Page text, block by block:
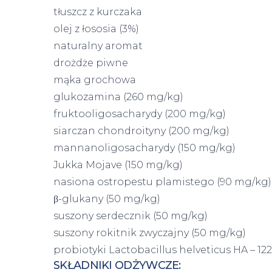
tłuszcz z kurczaka
olej z łososia (3%)
naturalny aromat
drożdże piwne
mąka grochowa
glukozamina (260 mg/kg)
fruktooligosacharydy (200 mg/kg)
siarczan chondroityny (200 mg/kg)
mannanoligosacharydy (150 mg/kg)
Jukka Mojave (150 mg/kg)
nasiona ostropestu plamistego (90 mg/kg)
β-glukany (50 mg/kg)
suszony serdecznik (50 mg/kg)
suszony rokitnik zwyczajny (50 mg/kg)
probiotyki Lactobacillus helveticus HA –
SKŁADNIKI ODŻYWCZE: